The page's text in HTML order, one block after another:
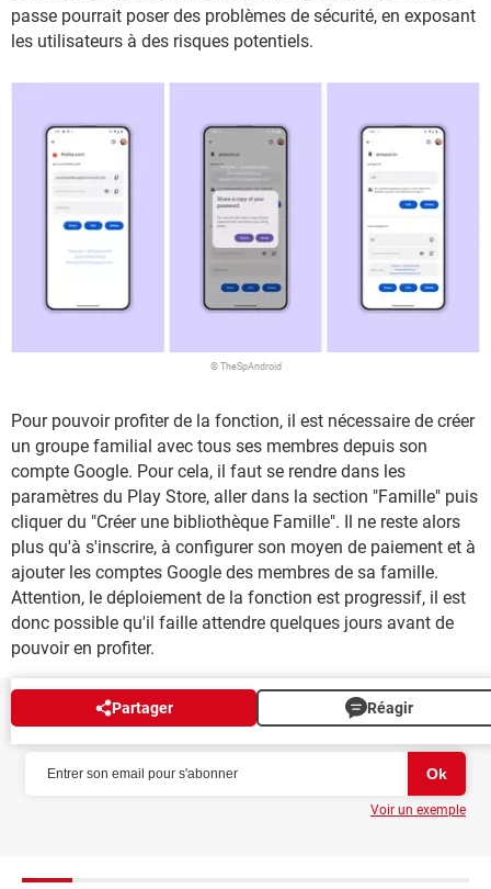
passe pourrait poser des problèmes de sécurité, en exposant
les utilisateurs à des risques potentiels.
© TheSpAndroid
Pour pouvoir profiter de la fonction, il est nécessaire de créer
un groupe familial avec tous ses membres depuis son
compte Google. Pour cela, il faut se rendre dans les
paramètres du Play Store, aller dans la section "Famille" puis
cliquer du "Créer une bibliothèque Famille". Il ne reste alors
plus qu'à s'inscrire, à configurer son moyen de paiement et à
ajouter les comptes Google des membres de sa famille.
Attention, le déploiement de la fonction est progressif, il est
donc possible qu'il faille attendre quelques jours avant de
pouvoir en profiter.
Partager Réagir
NEWSLETTER
Voir un exemple